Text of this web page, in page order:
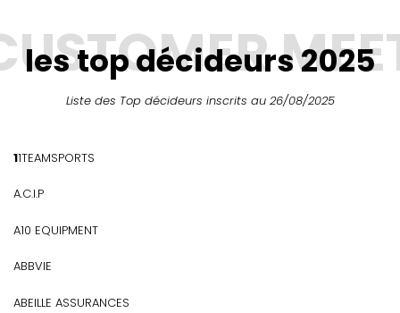
les top décideurs 2025
Liste des Top décideurs inscrits au 26/08/2025
11TEAMSPORTS
A.C.I.P
A10 EQUIPMENT
ABBVIE
ABEILLE ASSURANCES